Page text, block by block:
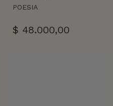
POESIA
$ 48.000,00